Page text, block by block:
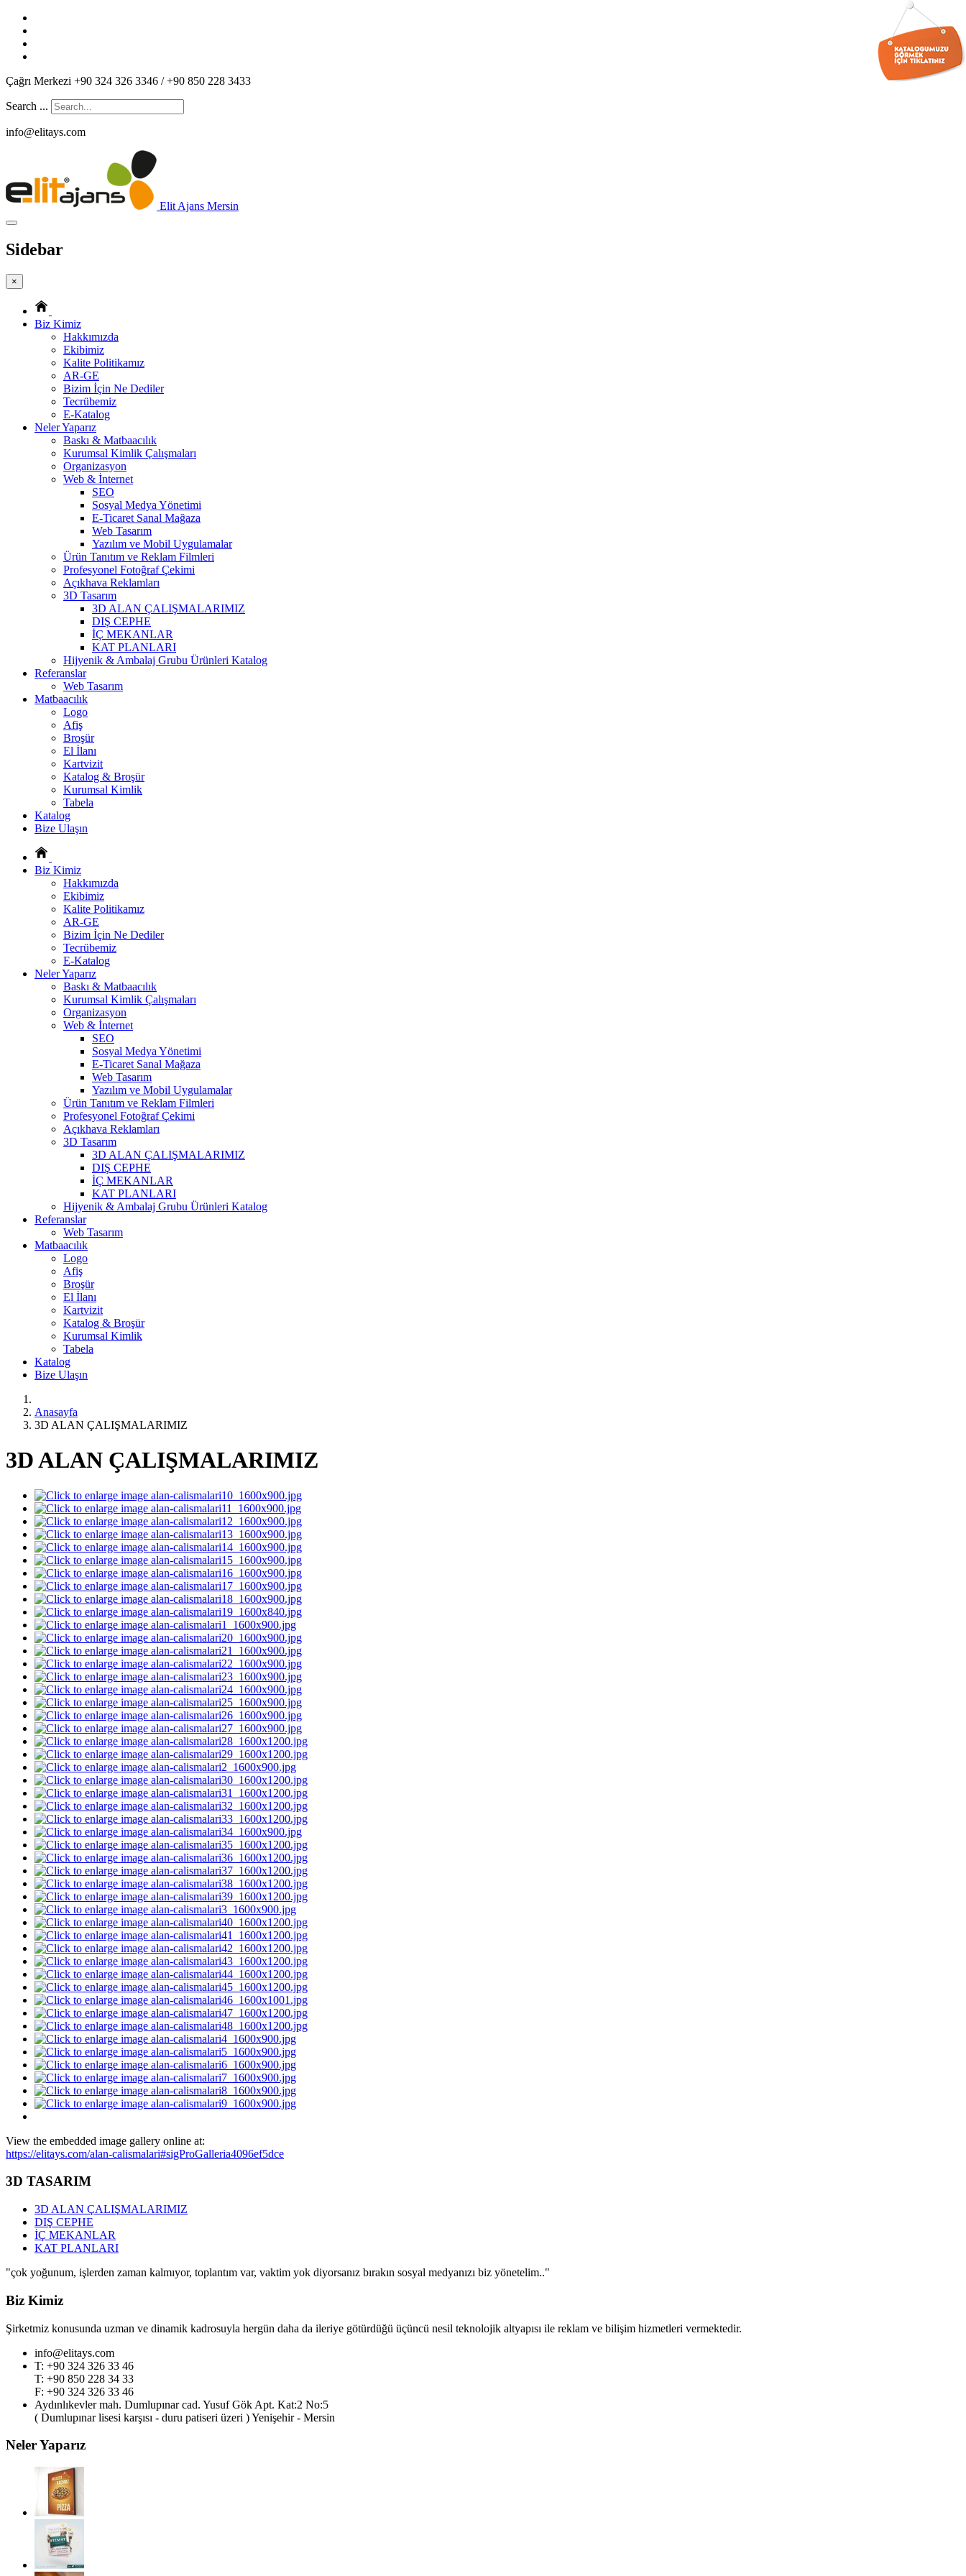
Çağrı Merkezi +90 324 326 3346 / +90 850 228 3433
Search ...
info@elitays.com
Elit Ajans Mersin
Sidebar
×
Biz Kimiz
Hakkımızda
Ekibimiz
Kalite Politikamız
AR-GE
Bizim İçin Ne Dediler
Tecrübemiz
E-Katalog
Neler Yaparız
Baskı & Matbaacılık
Kurumsal Kimlik Çalışmaları
Organizasyon
Web & İnternet
SEO
Sosyal Medya Yönetimi
E-Ticaret Sanal Mağaza
Web Tasarım
Yazılım ve Mobil Uygulamalar
Ürün Tanıtım ve Reklam Filmleri
Profesyonel Fotoğraf Çekimi
Açıkhava Reklamları
3D Tasarım
3D ALAN ÇALIŞMALARIMIZ
DIŞ CEPHE
İÇ MEKANLAR
KAT PLANLARI
Hijyenik & Ambalaj Grubu Ürünleri Katalog
Referanslar
Web Tasarım
Matbaacılık
Logo
Afiş
Broşür
El İlanı
Kartvizit
Katalog & Broşür
Kurumsal Kimlik
Tabela
Katalog
Bize Ulaşın
Biz Kimiz
Hakkımızda
Ekibimiz
Kalite Politikamız
AR-GE
Bizim İçin Ne Dediler
Tecrübemiz
E-Katalog
Neler Yaparız
Baskı & Matbaacılık
Kurumsal Kimlik Çalışmaları
Organizasyon
Web & İnternet
SEO
Sosyal Medya Yönetimi
E-Ticaret Sanal Mağaza
Web Tasarım
Yazılım ve Mobil Uygulamalar
Ürün Tanıtım ve Reklam Filmleri
Profesyonel Fotoğraf Çekimi
Açıkhava Reklamları
3D Tasarım
3D ALAN ÇALIŞMALARIMIZ
DIŞ CEPHE
İÇ MEKANLAR
KAT PLANLARI
Hijyenik & Ambalaj Grubu Ürünleri Katalog
Referanslar
Web Tasarım
Matbaacılık
Logo
Afiş
Broşür
El İlanı
Kartvizit
Katalog & Broşür
Kurumsal Kimlik
Tabela
Katalog
Bize Ulaşın
Anasayfa
3D ALAN ÇALIŞMALARIMIZ
3D ALAN ÇALIŞMALARIMIZ
View the embedded image gallery online at:
https://elitays.com/alan-calismalari#sigProGalleria4096ef5dce
3D TASARIM
3D ALAN ÇALIŞMALARIMIZ
DIŞ CEPHE
İÇ MEKANLAR
KAT PLANLARI
"çok yoğunum, işlerden zaman kalmıyor, toplantım var, vaktim yok diyorsanız bırakın sosyal medyanızı biz yönetelim.."
Biz Kimiz
Şirketmiz konusunda uzman ve dinamik kadrosuyla hergün daha da ileriye götürdüğü üçüncü nesil teknolojik altyapısı ile reklam ve bilişim hizmetleri vermektedir.
info@elitays.com
T: +90 324 326 33 46
T: +90 850 228 34 33
F: +90 324 326 33 46
Aydınlıkevler mah. Dumlupınar cad. Yusuf Gök Apt. Kat:2 No:5
( Dumlupınar lisesi karşısı - duru patiseri üzeri ) Yenişehir - Mersin
Neler Yaparız